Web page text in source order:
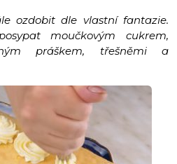
ozdobit dle vlastní fantazie.
moučkovým cukrem,
práškem, třešněmi a